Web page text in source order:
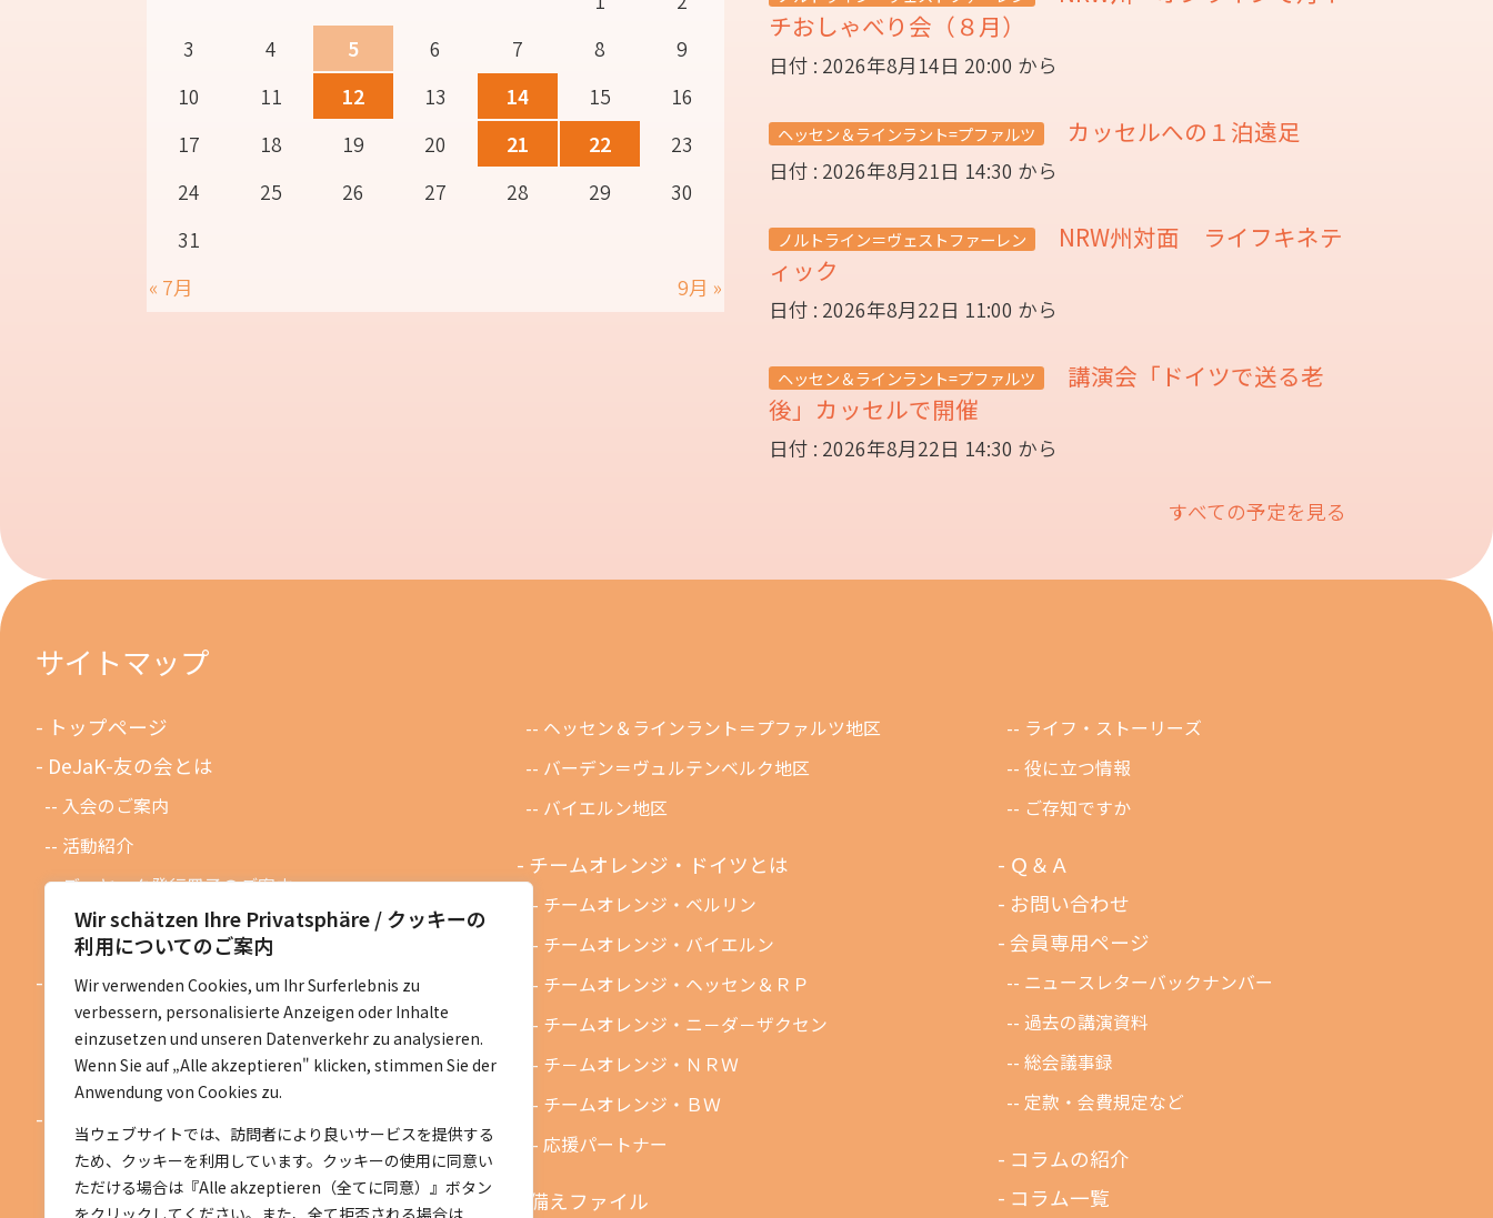
Wir schätzen Ihre Privatsphäre / クッキーの
利用についてのご案内
Wir verwenden Cookies, um Ihr Surferlebnis zu
verbessern, personalisierte Anzeigen oder Inhalte
einzusetzen und unseren Datenverkehr zu analysieren.
Wenn Sie auf „Alle akzeptieren" klicken, stimmen Sie der
Anwendung von Cookies zu.
当ウェブサイトでは、訪問者により良いサービスを提供する
ため、クッキーを利用しています。クッキーの使用に同意い
ただける場合は『Alle akzeptieren（全てに同意）』ボタン
をクリックしてください。また、全て拒否される場合は
3
4 5 6 7 8
9
10
11 12 13 14 15
16
17
18 19 20 21 22
23
24
25 26 27 28 29
30
31
« 7月
9月 »
チおしゃべり会（８月）
日付 : 2026年8月14日 20:00 から
ヘッセン＆ラインラント=プファルツ カッセルへの１泊遠足
日付 : 2026年8月21日 14:30 から
ノルトライン＝ヴェストファーレン
NRW州対面 ライフキネテ
ィック
日付 : 2026年8月22日 11:00 から
ヘッセン＆ラインラント=プファルツ
講演会「ドイツで送る老
後」カッセルで開催
日付 : 2026年8月22日 14:30 から
すべての予定を見る
サイトマップ
トップページ
DeJaK-友の会とは
入会のご案内
活動紹介
デーヤック発行冊子のご案内
DeJaK友の会設立１０周年記念
お知らせ
お知らせ一覧
活動予定一覧
活動地区紹介
ベルリン地区
ニーダーザクセン地区
ヘッセン＆ラインラント＝プファルツ地区
バーデン＝ヴュルテンベルク地区
バイエルン地区
チームオレンジ・ドイツとは
チームオレンジ・ベルリン
チームオレンジ・バイエルン
チームオレンジ・ヘッセン＆ＲＰ
チームオレンジ・ニ－ダ－ザクセン
チ－ムオレンジ・ＮＲＷ
チームオレンジ・ＢＷ
応援パートナー
備えファイル
ライフ・ストーリーズ
役に立つ情報
ご存知ですか
Ｑ＆Ａ
お問い合わせ
会員専用ページ
ニュースレターバックナンバー
過去の講演資料
総会議事録
定款・会費規定など
コラムの紹介
コラム一覧